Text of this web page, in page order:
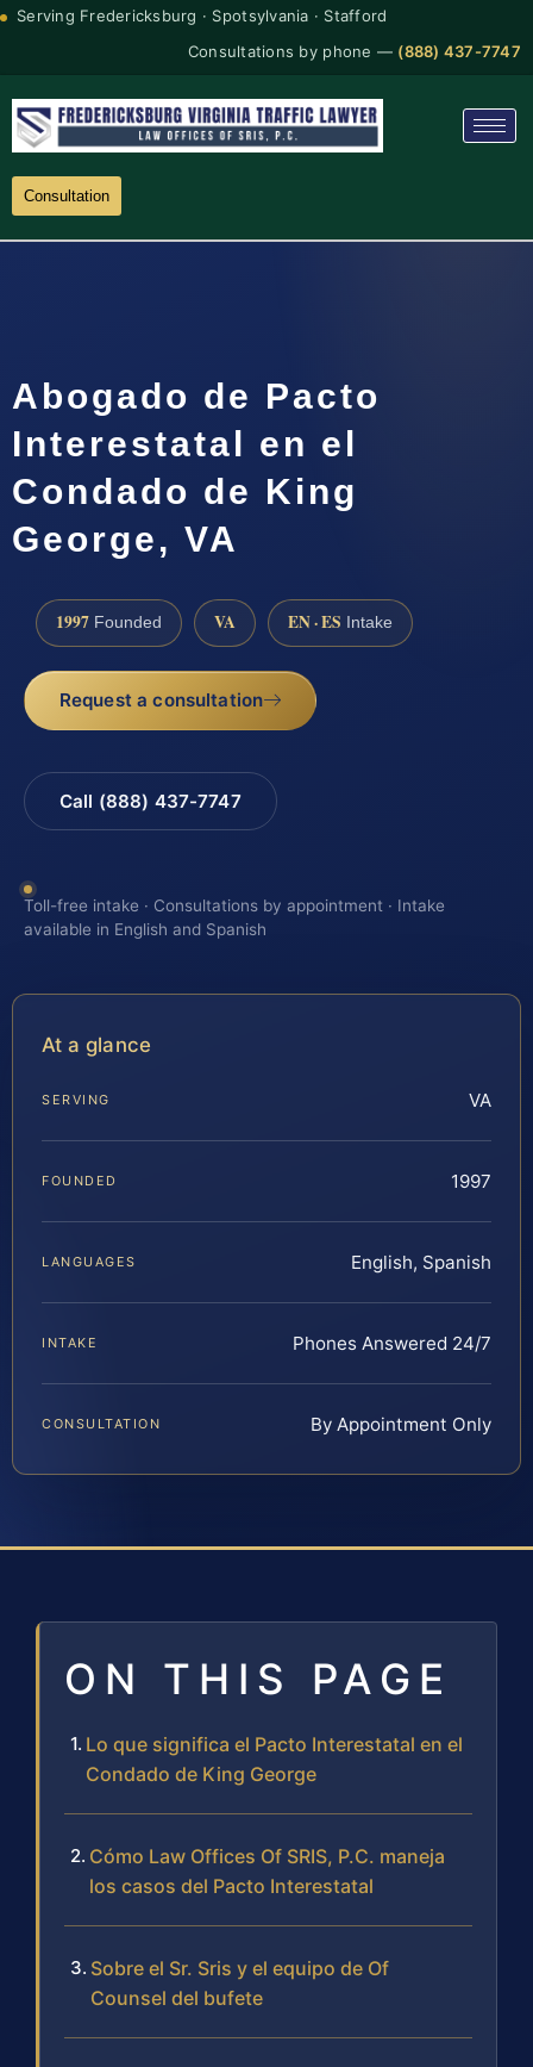
Serving Fredericksburg · Spotsylvania · Stafford
Consultations by phone — (888) 437-7747
Consultation
Abogado de Pacto
Interestatal en el
Condado de King
George, VA
1997 Founded VA EN · ES Intake
Request a consultation
Call (888) 437-7747
Toll-free intake · Consultations by appointment · Intake
available in English and Spanish
At a glance
SERVING VA
FOUNDED 1997
LANGUAGES English, Spanish
INTAKE Phones Answered 24/7
CONSULTATION By Appointment Only
ON THIS PAGE
Lo que significa el Pacto Interestatal en el
Condado de King George
Cómo Law Offices Of SRIS, P.C. maneja
los casos del Pacto Interestatal
Sobre el Sr. Sris y el equipo de Of
Counsel del bufete